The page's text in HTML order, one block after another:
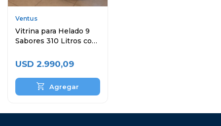
Ventus
Vitrina para Helado 9
Sabores 310 Litros con
USD 2.990,09